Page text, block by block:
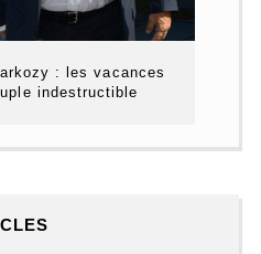
: les vacances
indestructible